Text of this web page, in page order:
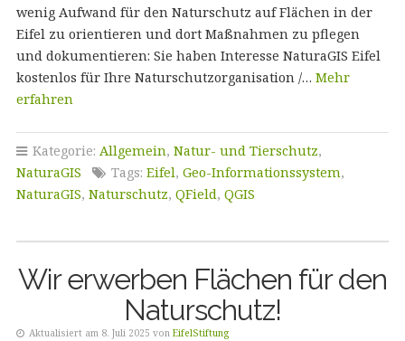
wenig Aufwand für den Naturschutz auf Flächen in der
Eifel zu orientieren und dort Maßnahmen zu pflegen
und dokumentieren: Sie haben Interesse NaturaGIS Eifel
kostenlos für Ihre Naturschutzorganisation /… Mehr
erfahren
Kategorie: Allgemein, Natur- und Tierschutz,
NaturaGIS
Tags: Eifel, Geo-Informationssystem,
NaturaGIS, Naturschutz, QField, QGIS
Wir erwerben Flächen für den
Naturschutz!
Aktualisiert am 8. Juli 2025 von EifelStiftung